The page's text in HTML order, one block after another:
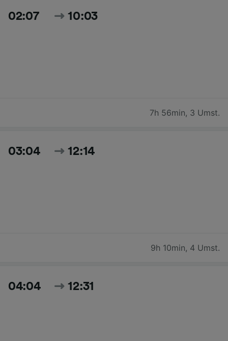
02:07 10:03
7h 56min, 3 Umst.
03:04 12:14
9h 10min, 4 Umst.
04:04 12:31